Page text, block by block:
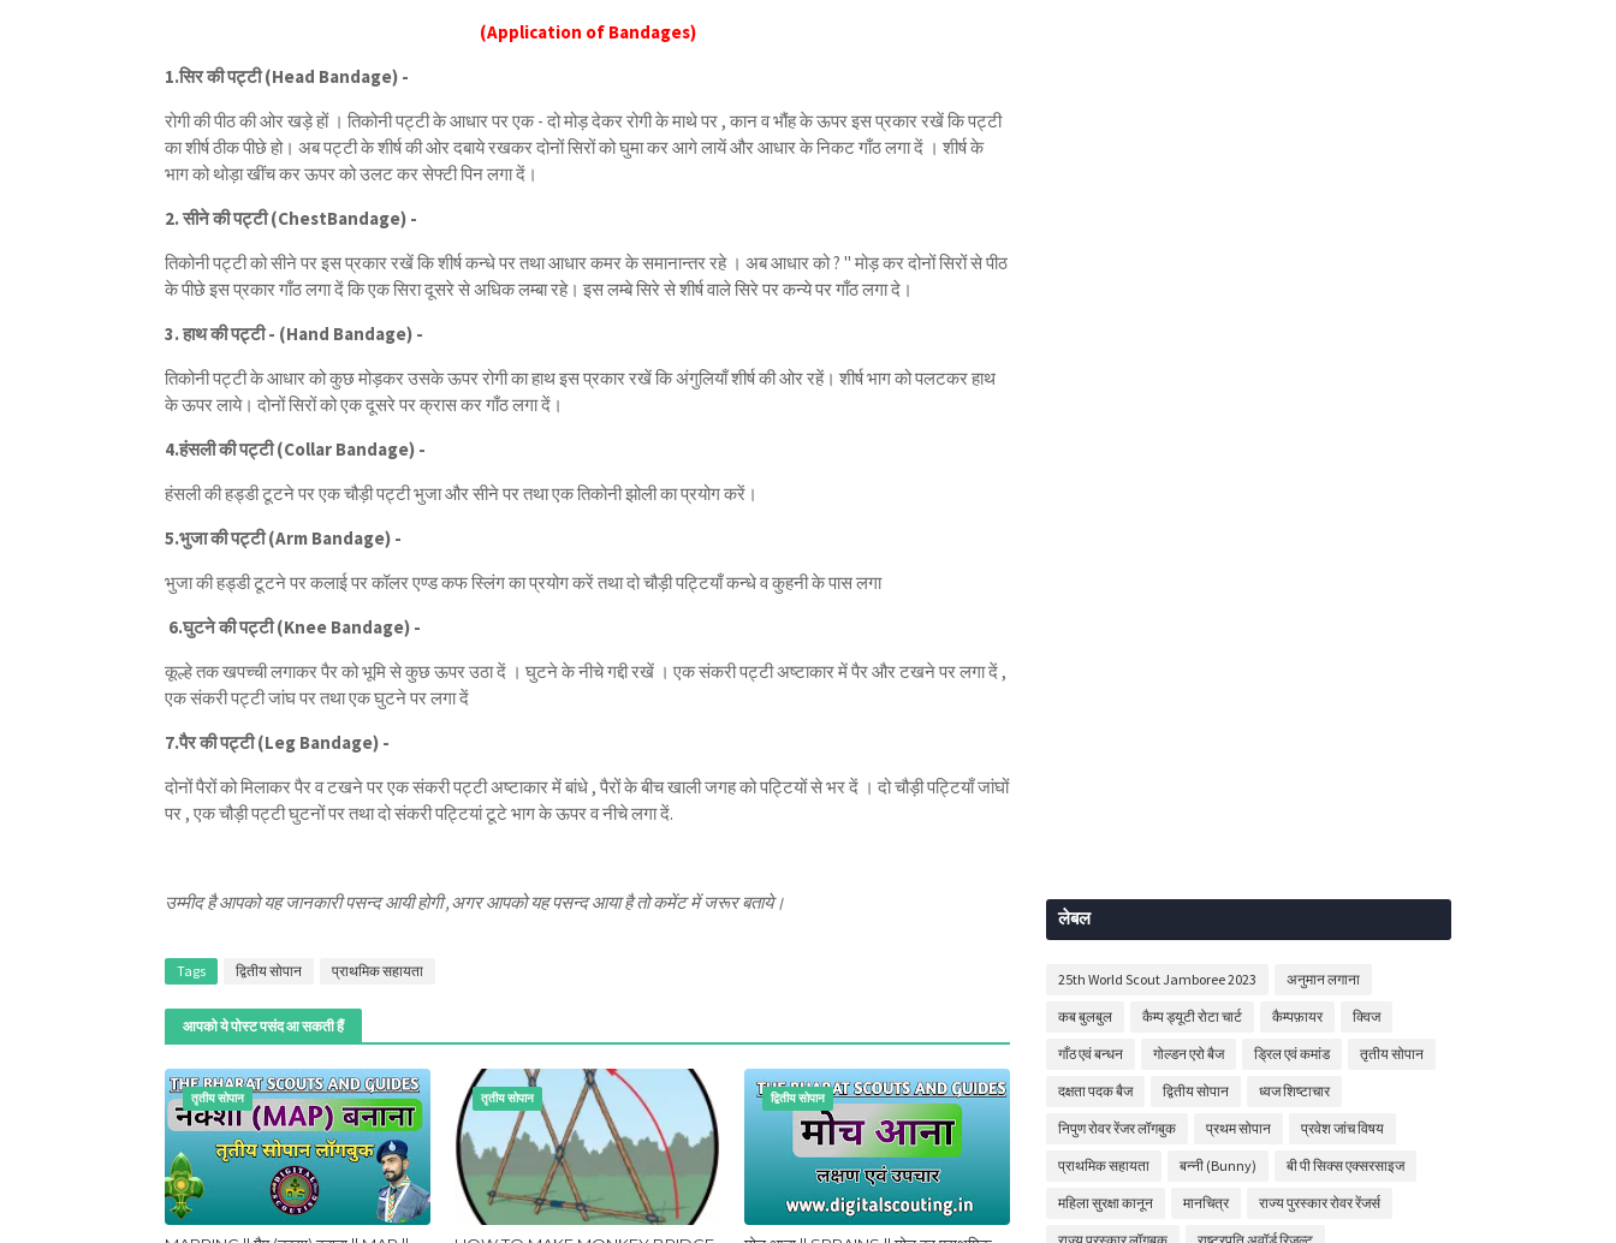
(Application of Bandages)
1.सिर की पट्टी (Head Bandage) -
रोगी की पीठ की ओर खड़े हों । तिकोनी पट्टी के आधार पर एक - दो मोड़ देकर रोगी के माथे पर , कान व भौंह के ऊपर इस प्रकार रखें कि पट्टी
का शीर्ष ठीक पीछे हो। अब पट्टी के शीर्ष की ओर दबाये रखकर दोनों सिरों को घुमा कर आगे लायें और आधार के निकट गाँठ लगा दें । शीर्ष के
भाग को थोड़ा खींच कर ऊपर को उलट कर सेफ्टी पिन लगा दें।
2. सीने की पट्टी (ChestBandage) -
तिकोनी पट्टी को सीने पर इस प्रकार रखें कि शीर्ष कन्धे पर तथा आधार कमर के समानान्तर रहे । अब आधार को ? " मोड़ कर दोनों सिरों से पीठ
के पीछे इस प्रकार गाँठ लगा दें कि एक सिरा दूसरे से अधिक लम्बा रहे। इस लम्बे सिरे से शीर्ष वाले सिरे पर कन्ये पर गाँठ लगा दे।
3. हाथ की पट्टी - (Hand Bandage) -
तिकोनी पट्टी के आधार को कुछ मोड़कर उसके ऊपर रोगी का हाथ इस प्रकार रखें कि अंगुलियाँ शीर्ष की ओर रहें। शीर्ष भाग को पलटकर हाथ
के ऊपर लाये। दोनों सिरों को एक दूसरे पर क्रास कर गाँठ लगा दें।
4.हंसली की पट्टी (Collar Bandage) -
हंसली की हड्डी टूटने पर एक चौड़ी पट्टी भुजा और सीने पर तथा एक तिकोनी झोली का प्रयोग करें।
5.भुजा की पट्टी (Arm Bandage) -
भुजा की हड्डी टूटने पर कलाई पर कॉलर एण्ड कफ स्लिंग का प्रयोग करें तथा दो चौड़ी पट्टियाँ कन्धे व कुहनी के पास लगा
6.घुटने की पट्टी (Knee Bandage) -
कूल्हे तक खपच्ची लगाकर पैर को भूमि से कुछ ऊपर उठा दें । घुटने के नीचे गद्दी रखें । एक संकरी पट्टी अष्टाकार में पैर और टखने पर लगा दें ,
एक संकरी पट्टी जांघ पर तथा एक घुटने पर लगा दें
7.पैर की पट्टी (Leg Bandage) -
दोनों पैरों को मिलाकर पैर व टखने पर एक संकरी पट्टी अष्टाकार में बांधे , पैरों के बीच खाली जगह को पट्टियों से भर दें । दो चौड़ी पट्टियाँ जांघों
पर , एक चौड़ी पट्टी घुटनों पर तथा दो संकरी पट्टियां टूटे भाग के ऊपर व नीचे लगा दें.
उम्मीद है आपको यह जानकारी पसन्द आयी होगी ,अगर आपको यह पसन्द आया है तो कमेंट में जरूर बताये।
Tags द्वितीय सोपान प्राथमिक सहायता
आपको ये पोस्ट पसंद आ सकती हैं
तृतीय सोपान तृतीय सोपान द्वितीय सोपान
लेबल
25th World Scout Jamboree 2023 अनुमान लगाना
कब बुलबुल कैम्प ड्यूटी रोटा चार्ट कैम्पफ़ायर क्विज
गाँठ एवं बन्धन गोल्डन एरो बैज ड्रिल एवं कमांड तृतीय सोपान
दक्षता पदक बैज द्वितीय सोपान ध्वज शिष्टाचार
निपुण रोवर रेंजर लॉगबुक प्रथम सोपान प्रवेश जांच विषय
प्राथमिक सहायता बन्नी (Bunny) बी पी सिक्स एक्सरसाइज
महिला सुरक्षा कानून मानचित्र राज्य पुरस्कार रोवर रेंजर्स